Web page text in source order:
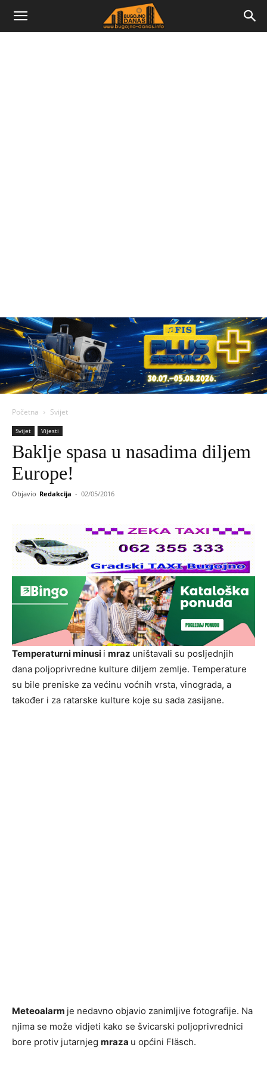
Bugojno
Početna Svijet
Svijet Vijesti
Baklje spasa u nasadima diljem
Europe!
Objavio Redakcija - 02/05/2016
Temperaturni minusi i mraz uništavali su posljednjih
dana poljoprivredne kulture diljem zemlje. Temperature
su bile preniske za većinu voćnih vrsta, vinograda, a
također i za ratarske kulture koje su sada zasijane.
Meteoalarm je nedavno objavio zanimljive fotografije. Na
njima se može vidjeti kako se švicarski poljoprivrednici
bore protiv jutarnjeg mraza u općini Fläsch.